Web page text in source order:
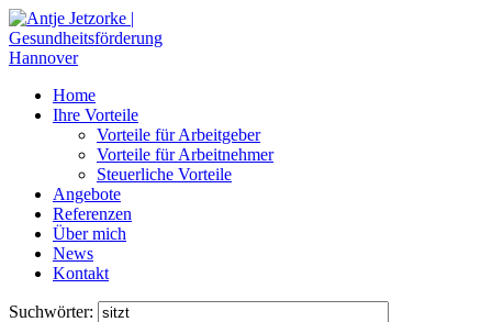
Home
Ihre Vorteile
Vorteile für Arbeitgeber
Vorteile für Arbeitnehmer
Steuerliche Vorteile
Angebote
Referenzen
Über mich
News
Kontakt
Suchwörter: